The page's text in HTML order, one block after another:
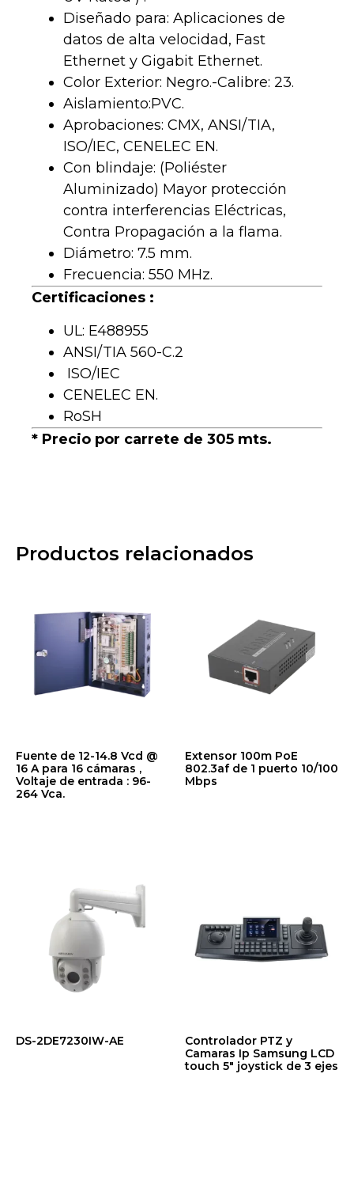
Diseñado para: Aplicaciones de
datos de alta velocidad, Fast
Ethernet y Gigabit Ethernet.
Color Exterior: Negro.-Calibre: 23.
Aislamiento:PVC.
Aprobaciones: CMX, ANSI/TIA,
ISO/IEC, CENELEC EN.
Con blindaje: (Poliéster
Aluminizado) Mayor protección
contra interferencias Eléctricas,
Contra Propagación a la flama.
Diámetro: 7.5 mm.
Frecuencia: 550 MHz.
Certificaciones :
UL: E488955
ANSI/TIA 560-C.2
ISO/IEC
CENELEC EN.
RoSH
* Precio por carrete de 305 mts.
Productos relacionados
Fuente de 12-14.8 Vcd @
16 A para 16 cámaras ,
Voltaje de entrada : 96-
264 Vca.
Extensor 100m PoE
802.3af de 1 puerto 10/100
Mbps
DS-2DE7230IW-AE
Controlador PTZ y
Camaras Ip Samsung LCD
touch 5″ joystick de 3 ejes